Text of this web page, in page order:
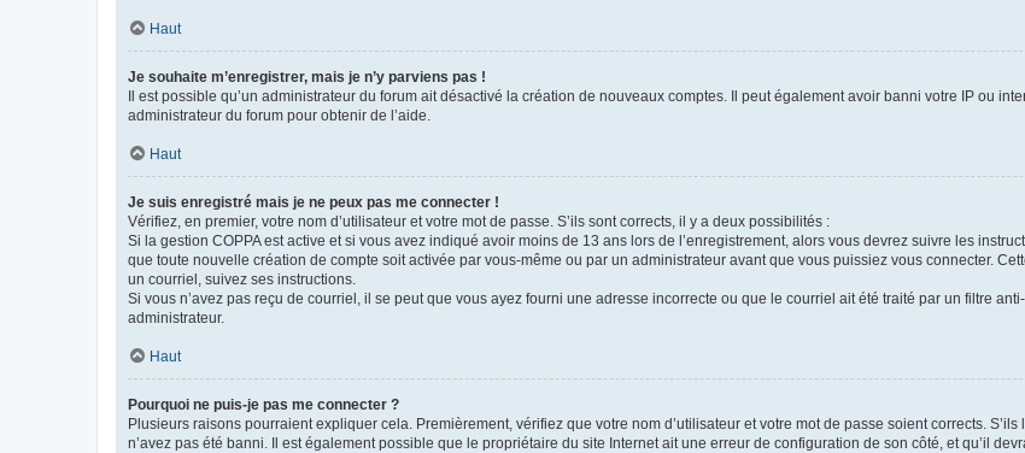
Haut
Je souhaite m’enregistrer, mais je n’y parviens pas !
Il est possible qu’un administrateur du forum ait désactivé la création de nouveaux comptes. Il peut également avoir banni votre IP ou
administrateur du forum pour obtenir de l’aide.
Haut
Je suis enregistré mais je ne peux pas me connecter !
Vérifiez, en premier, votre nom d’utilisateur et votre mot de passe. S’ils sont corrects, il y a deux possibilités :
Si la gestion COPPA est active et si vous avez indiqué avoir moins de 13 ans lors de l’enregistrement, alors vous devrez suivre les
que toute nouvelle création de compte soit activée par vous-même ou par un administrateur avant que vous puissiez vous connecter.
un courriel, suivez ses instructions.
Si vous n’avez pas reçu de courriel, il se peut que vous ayez fourni une adresse incorrecte ou que le courriel ait été traité par un filtre
administrateur.
Haut
Pourquoi ne puis-je pas me connecter ?
Plusieurs raisons pourraient expliquer cela. Premièrement, vérifiez que votre nom d’utilisateur et votre mot de passe soient corrects.
n’avez pas été banni. Il est également possible que le propriétaire du site Internet ait une erreur de configuration de son côté, et qu’il